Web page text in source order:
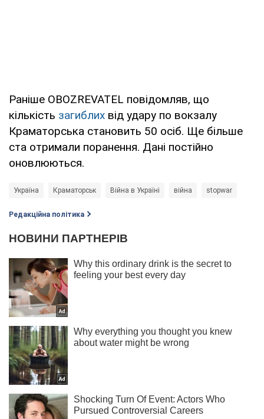
Раніше OBOZREVATEL повідомляв, що
кількість загиблих від удару по вокзалу
Краматорська становить 50 осіб. Ще більше
ста отримали поранення. Дані постійно
оновлюються.
Україна Краматорськ Війна в Україні війна stopwar
Редакційна політика